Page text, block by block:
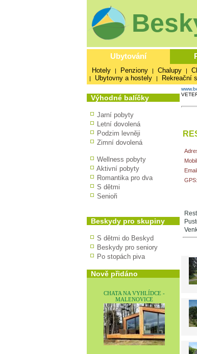
Ubytování
Hotely | Penziony | Chalupy |
| Ubytovny a hostely | Rekreační
Výhodné balíčky
Jarní pobyty
Letní dovolená
Podzim levněji
Zimní dovolená
Wellness pobyty
Aktivní pobyty
Romantika pro dva
S dětmi
Senioři
Beskydy pro skupiny
S dětmi do Beskyd
Beskydy pro seniory
Po stopách piva
Nově přidáno
CHATA NA VYHLÍDCE -
MALENOVICE
GPS: